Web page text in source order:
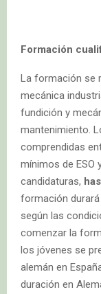
Formación
La formación se
mecánica
fundición y
mantenimiento.
comprendidas
mínimos de ESO
candidaturas,
formación
según las
comenzar la
los jóvenes se
alemán en
duración en